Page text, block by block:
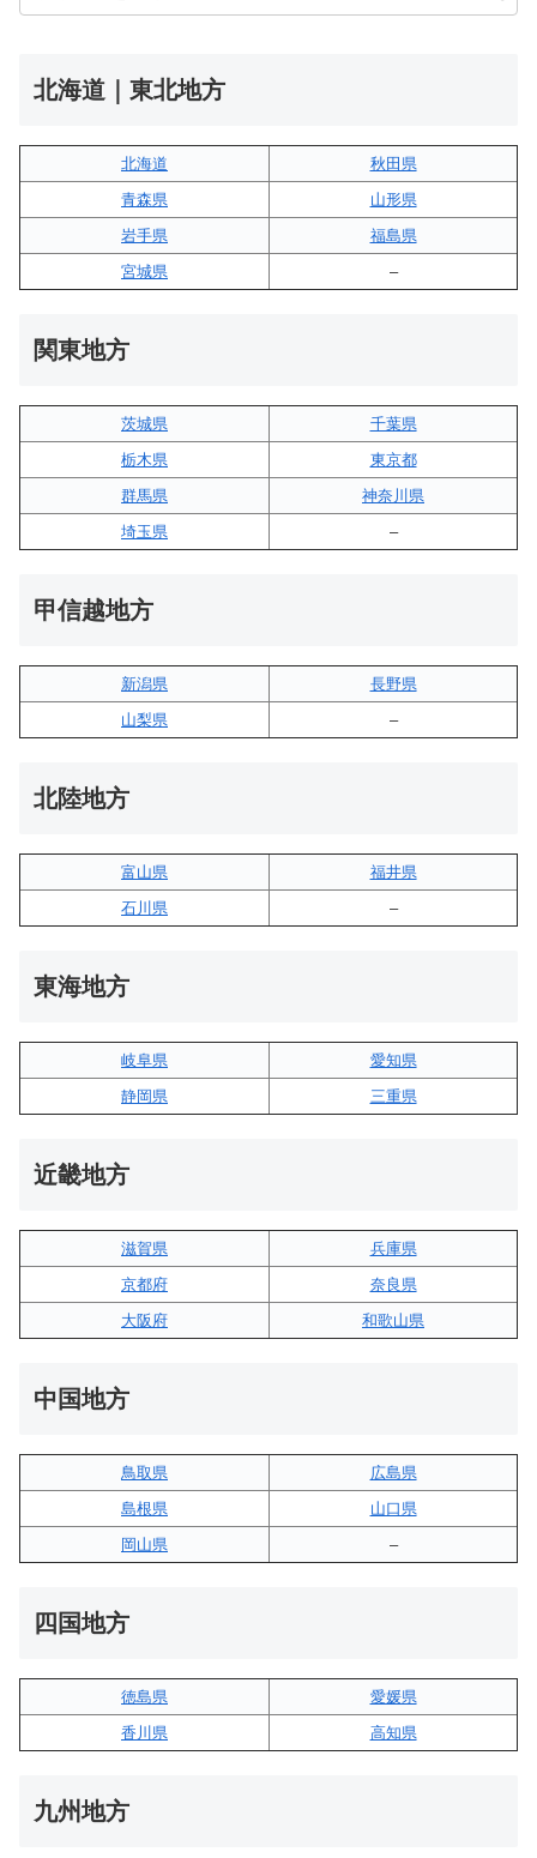
北海道｜東北地方
北海道
秋田県
青森県
山形県
岩手県
福島県
宮城県
–
関東地方
茨城県
千葉県
栃木県
東京都
群馬県
神奈川県
埼玉県
–
甲信越地方
新潟県
長野県
山梨県
–
北陸地方
富山県
福井県
石川県
–
東海地方
岐阜県
愛知県
静岡県
三重県
近畿地方
滋賀県
兵庫県
京都府
奈良県
大阪府
和歌山県
中国地方
鳥取県
広島県
島根県
山口県
岡山県
–
四国地方
徳島県
愛媛県
香川県
高知県
九州地方